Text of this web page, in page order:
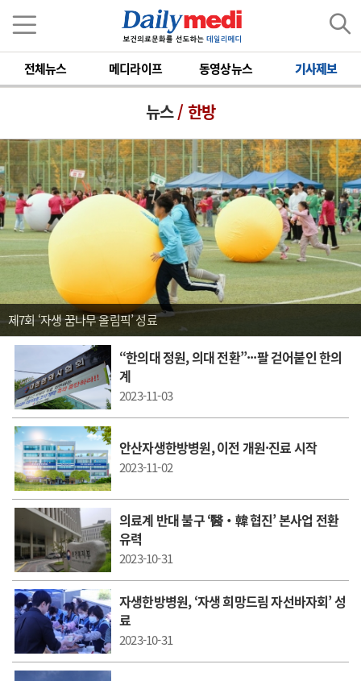
전체뉴스 메디라이프 동영상뉴스 기사제보
뉴스/ 한방
제7회 ‘자생 꿈나무 올림픽’ 성료
“한의대 정원, 의대 전환”···팔 걷어붙인 한의
계
2023-11-03
안산자생한방병원, 이전 개원·진료 시작
2023-11-02
의료계 반대 불구 ‘醫‧韓 협진’ 본사업 전환
유력
2023-10-31
자생한방병원, ‘자생 희망드림 자선바자회’ 성
료
2023-10-31